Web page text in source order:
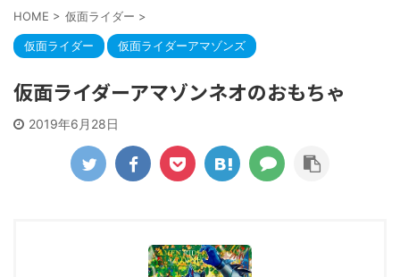
HOME > 仮面ライダー >
仮面ライダー 仮面ライダーアマゾンズ
仮面ライダーアマゾンネオのおもちゃ
2019年6月28日